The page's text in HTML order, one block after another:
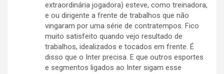
extraordinária jogadora) esteve, como treinadora,
e ou dirigente a frente de trabalhos que não
vingaram por uma série de contratempos. Fico
muito satisfeito quando vejo resultado de
trabalhos, idealizados e tocados em frente. É
disso que o Inter precisa. E que outros esportes
e segmentos ligados ao Inter sigam esse